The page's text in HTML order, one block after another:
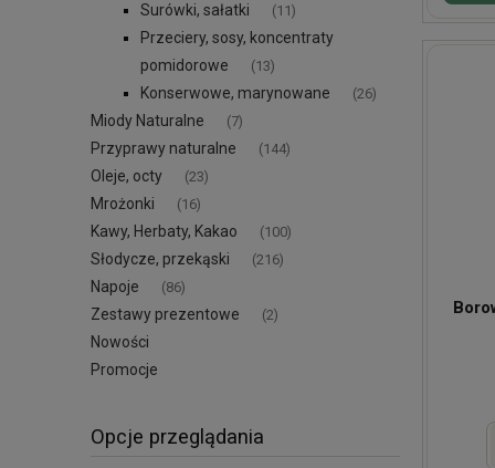
Surówki, sałatki (11)
Przeciery, sosy, koncentraty
pomidorowe
(13)
Konserwowe, marynowane (26)
Miody Naturalne (7)
Przyprawy naturalne (144)
Oleje, octy (23)
Mrożonki (16)
Kawy, Herbaty, Kakao (100)
Słodycze, przekąski (216)
Napoje (86)
Zestawy prezentowe (2)
Nowości
Promocje
Opcje przeglądania